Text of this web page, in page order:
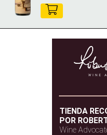
TIENDA
POR
Wine